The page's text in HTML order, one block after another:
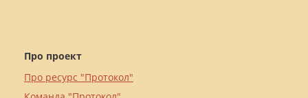
Про проект
Про ресурс "Протокол"